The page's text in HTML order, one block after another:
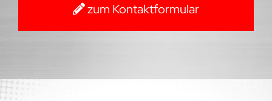
zum Kontaktformular